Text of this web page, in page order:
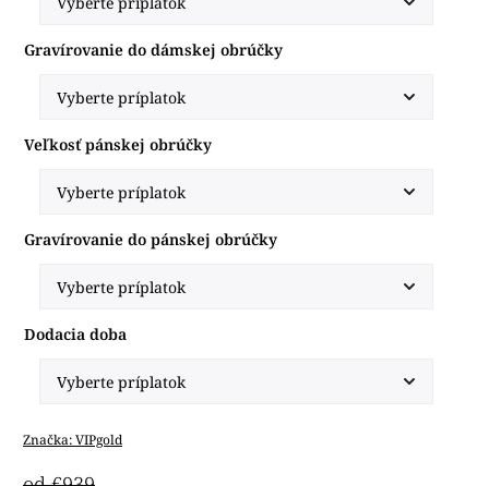
Gravírovanie do dámskej obrúčky
Veľkosť pánskej obrúčky
Gravírovanie do pánskej obrúčky
Dodacia doba
Značka:VIPgold